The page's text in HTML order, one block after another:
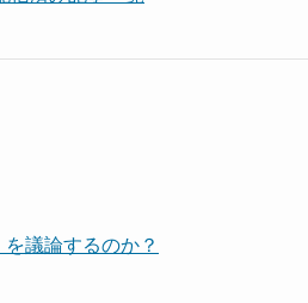
議論するのか？